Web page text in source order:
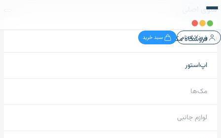
ورود/ثبت‌نام سبد خرید
منوی اصلی
فروشگاه مک نید
اپ‌استور
مک‌ها
لوازم جانبی